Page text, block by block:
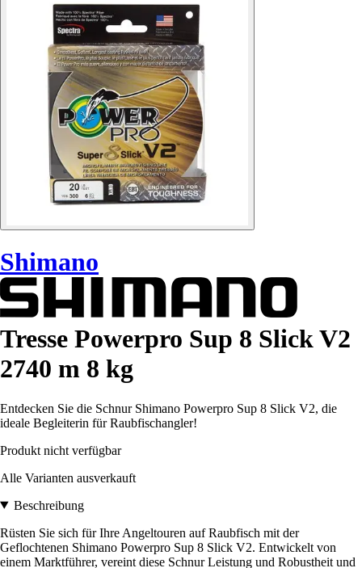
Shimano
Tresse Powerpro Sup 8 Slick V2
2740 m 8 kg
Entdecken Sie die Schnur Shimano Powerpro Sup 8 Slick V2, die
ideale Begleiterin für Raubfischangler!
Produkt nicht verfügbar
Alle Varianten ausverkauft
Beschreibung
Rüsten Sie sich für Ihre Angeltouren auf Raubfisch mit der
Geflochtenen Shimano Powerpro Sup 8 Slick V2. Entwickelt von
einem Marktführer, vereint diese Schnur Leistung und Robustheit und